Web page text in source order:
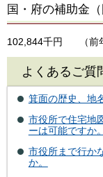
国・府の補助金
102,844千円 （
よくあるご質
箕面の歴史、地
市役所で住宅地
ーは可能ですか。
市役所まで行か
か。